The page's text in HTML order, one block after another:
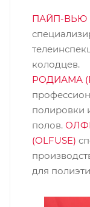
ПАЙП-ВЬЮ
колодцев.
РОДИАМА
полировки
полов.
(OLFUSE)
для